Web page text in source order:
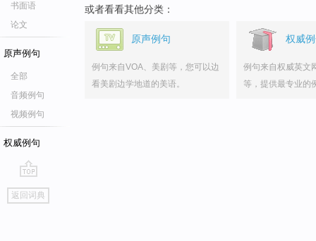
书面语
论文
原声例句
全部
音频例句
视频例句
权威例句
go
top
返回词典
或者看看其他分类：
原声例句
例句来自VOA、美剧等，您可以边
看美剧边学地道的美语。
权威
例句来自权威英文
等，提供最专业的